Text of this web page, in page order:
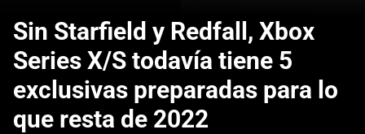
Sin Starfield y Redfall, Xbox
Series X/S todavía tiene 5
exclusivas preparadas para lo
que resta de 2022